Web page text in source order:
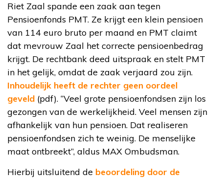
Riet Zaal spande een zaak aan tegen
Pensioenfonds PMT. Ze krijgt een klein pensioen
van 114 euro bruto per maand en PMT claimt
dat mevrouw Zaal het correcte pensioenbedrag
krijgt. De rechtbank deed uitspraak en stelt PMT
in het gelijk, omdat de zaak verjaard zou zijn.
Inhoudelijk heeft de rechter geen oordeel
geveld (pdf). “Veel grote pensioenfondsen zijn los
gezongen van de werkelijkheid. Veel mensen zijn
afhankelijk van hun pensioen. Dat realiseren
pensioenfondsen zich te weinig. De menselijke
maat ontbreekt”, aldus MAX Ombudsman.
Hierbij uitsluitend de beoordeling door de